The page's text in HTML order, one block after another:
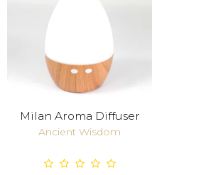
Milan Aroma Diffuser
Ancient Wisdom